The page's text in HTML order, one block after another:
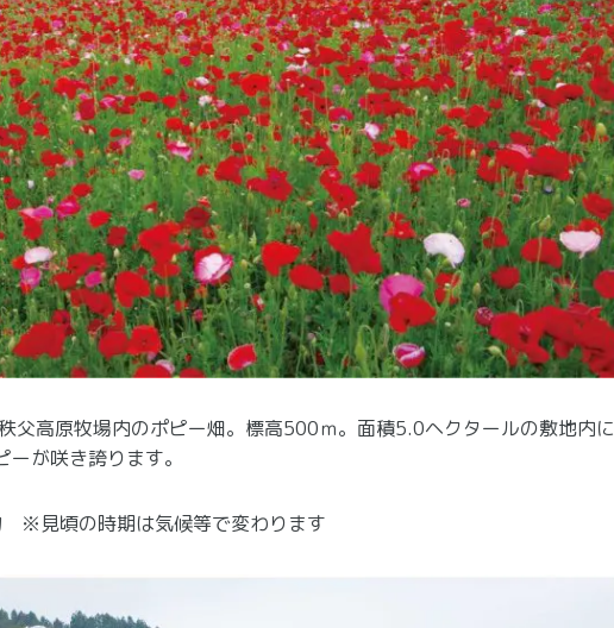
父高原牧場内のポピー畑。標高500ｍ。面積5.0ヘクタールの敷地内に
が咲き誇ります。
※見頃の時期は気候等で変わります